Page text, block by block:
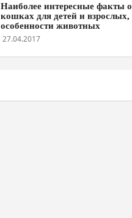
Наиболее интересные факты о
кошках для детей и взрослых,
особенности животных
27.04.2017